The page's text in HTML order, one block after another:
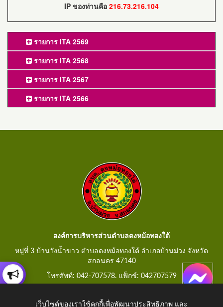
IP ของท่านคือ 216.73.216.104
รายการ ITA 2569
รายการ ITA 2568
รายการ ITA 2567
รายการ ITA 2566
องค์การบริหารส่วนตำบลดงหม้อทองใต้
หมู่ที่ 3 บ้านวังน้ำขาว ตำบลดงหม้อทองใต้ อำเภอบ้านม่วง จังหวัด
สกลนคร 47140
โทรศัพท์: 042-707578. แฟ็กช์: 042707579
เว็บไซต์ของเราใช้คุกกี้เพื่อพัฒนาประสิทธิภาพ และ